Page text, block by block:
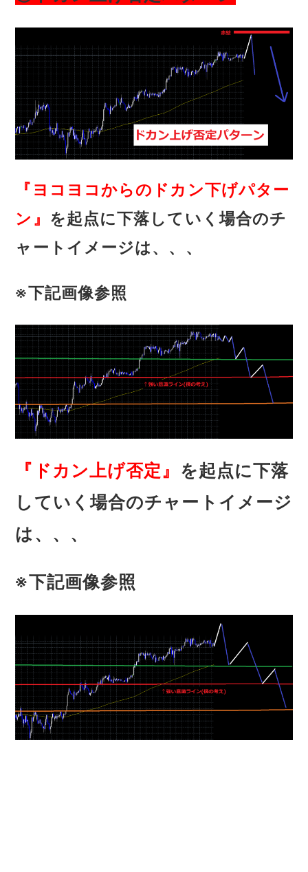
『ヨコヨコからのドカン下げパター
ン』 を起点に下落していく場合のチ
ャートイメージは、、、
※下記画像参照
『ドカン上げ否定』 を起点に下落
していく場合のチャートイメージ
は、、、
※下記画像参照